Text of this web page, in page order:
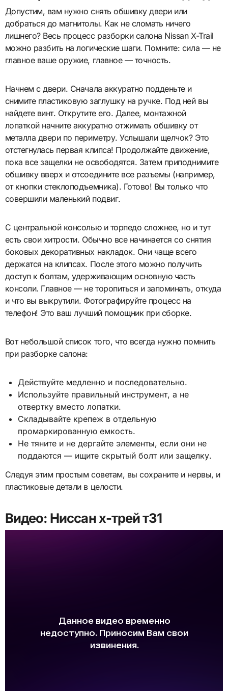
Допустим, вам нужно снять обшивку двери или
добраться до магнитолы. Как не сломать ничего
лишнего? Весь процесс разборки салона Nissan X-Trail
можно разбить на логические шаги. Помните: сила — не
главное ваше оружие, главное — точность.
Начнем с двери. Сначала аккуратно подденьте и
снимите пластиковую заглушку на ручке. Под ней вы
найдете винт. Открутите его. Далее, монтажной
лопаткой начните аккуратно отжимать обшивку от
металла двери по периметру. Услышали щелчок? Это
отстегнулась первая клипса! Продолжайте движение,
пока все защелки не освободятся. Затем приподнимите
обшивку вверх и отсоедините все разъемы (например,
от кнопки стеклоподъемника). Готово! Вы только что
совершили маленький подвиг.
С центральной консолью и торпедо сложнее, но и тут
есть свои хитрости. Обычно все начинается со снятия
боковых декоративных накладок. Они чаще всего
держатся на клипсах. После этого можно получить
доступ к болтам, удерживающим основную часть
консоли. Главное — не торопиться и запоминать, откуда
и что вы выкрутили. Фотографируйте процесс на
телефон! Это ваш лучший помощник при сборке.
Вот небольшой список того, что всегда нужно помнить
при разборке салона:
Действуйте медленно и последовательно.
Используйте правильный инструмент, а не
отвертку вместо лопатки.
Складывайте крепеж в отдельную
промаркированную емкость.
Не тяните и не дергайте элементы, если они не
поддаются — ищите скрытый болт или защелку.
Следуя этим простым советам, вы сохраните и нервы, и
пластиковые детали в целости.
Видео: Ниссан х-трей т31